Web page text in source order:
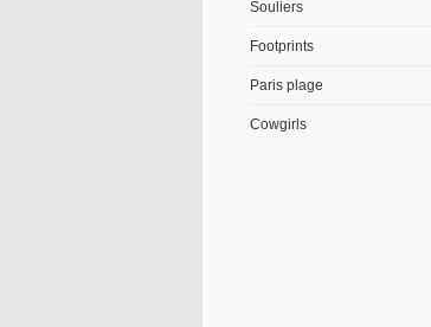
Souliers
Footprints
Paris plage
Cowgirls